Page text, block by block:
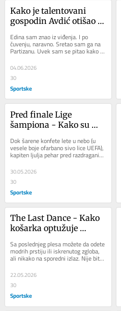
Kako je talentovani
gospodin Avdić otišao u
Edina sam znao iz viđenja. I po
čuvenju, naravno. Sretao sam ga na
Partizanu. Uvek sam se pitao kako li
je nekome ko istinski razume igru
(mogao bi...
04.06.2026
30
Sportske
Pred finale Lige
šampiona - Kako su
pobedili...
Dok šarene konfete lete u nebo (u
vesele boje ofarbano sivo lice UEFA),
kapiten ljulja pehar pred razdraganim
saigračima, raspomamljeni navijači...
30.05.2026
30
Sportske
The Last Dance - Kako
košarka optužuje
Sa poslednjeg plesa možete da odete
modrih prstiju ili iskrenutog zgloba,
ali nikako na sporedni izlaz. Nije bitno
kakvog je kvaliteta bilo...
22.05.2026
30
Sportske